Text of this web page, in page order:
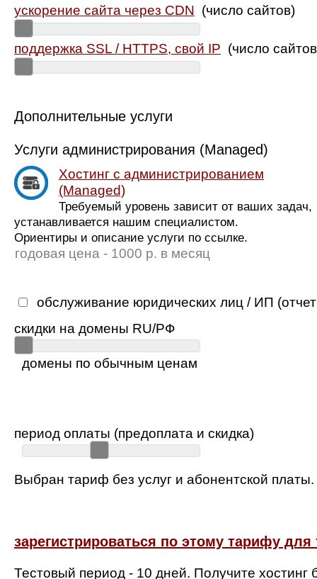
ускорение сайта через CDN (число сайтов)
поддержка SSL / HTTPS, свой IP (число
Дополнительные услуги
Услуги администрирования (Managed)
Хостинг с администрированием
(Managed)
Требуемый уровень зависит от ваших задач,
устанавливается нашим специалистом.
Ориентиры и описание услуги по ссылке.
годовая цена - 1000 р. в месяц
обслуживание юридических лиц / ИП
скидки на домены RU/РФ
домены по обычным ценам
период оплаты (предоплата и скидка)
Выбран тариф без услуг и абонентской платы.
зарегистрироваться по этому тарифу для
Тестовый период - 10 дней. Получите хостинг